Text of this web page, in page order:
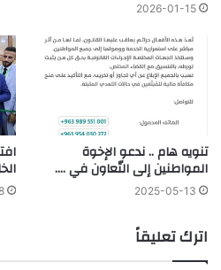
2026-01-15
تنويه هام .. ندعو الإخوة
المواطنين إلى التّعاون في ….
2025-05-13
اترك تعليقاً